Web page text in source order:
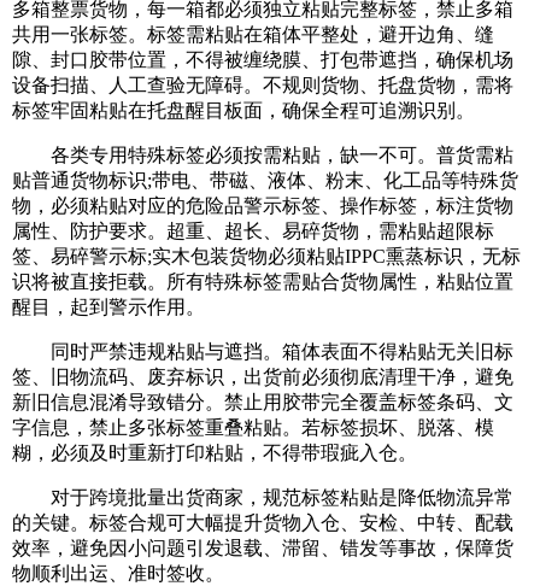
多箱整票货物，每一箱都必须独立粘贴完整标签，禁止多箱
共用一张标签。标签需粘贴在箱体平整处，避开边角、缝
隙、封口胶带位置，不得被缠绕膜、打包带遮挡，确保机场
设备扫描、人工查验无障碍。不规则货物、托盘货物，需将
标签牢固粘贴在托盘醒目板面，确保全程可追溯识别。
各类专用特殊标签必须按需粘贴，缺一不可。普货需粘
贴普通货物标识;带电、带磁、液体、粉末、化工品等特殊货
物，必须粘贴对应的危险品警示标签、操作标签，标注货物
属性、防护要求。超重、超长、易碎货物，需粘贴超限标
签、易碎警示标;实木包装货物必须粘贴IPPC熏蒸标识，无标
识将被直接拒载。所有特殊标签需贴合货物属性，粘贴位置
醒目，起到警示作用。
同时严禁违规粘贴与遮挡。箱体表面不得粘贴无关旧标
签、旧物流码、废弃标识，出货前必须彻底清理干净，避免
新旧信息混淆导致错分。禁止用胶带完全覆盖标签条码、文
字信息，禁止多张标签重叠粘贴。若标签损坏、脱落、模
糊，必须及时重新打印粘贴，不得带瑕疵入仓。
对于跨境批量出货商家，规范标签粘贴是降低物流异常
的关键。标签合规可大幅提升货物入仓、安检、中转、配载
效率，避免因小问题引发退载、滞留、错发等事故，保障货
物顺利出运、准时签收。